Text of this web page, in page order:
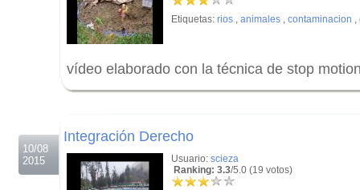
Etiquetas: rios , animales , contaminacion ,
vídeo elaborado con la técnica de stop
10/08
2015
Integración Derecho
Usuario: scieza
Ranking: 3.3/5.0 (19 votos)